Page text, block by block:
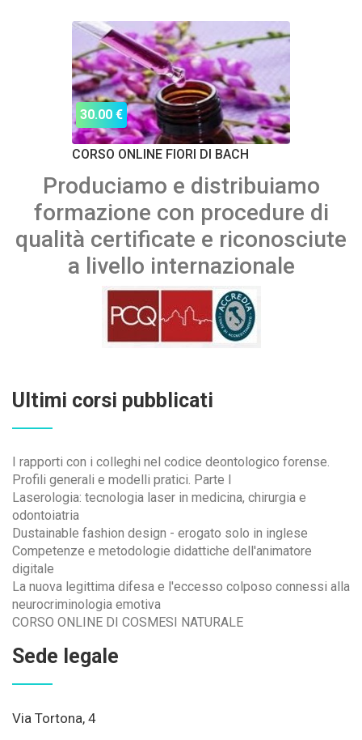
30.00 €
CORSO ONLINE FIORI DI BACH
Produciamo e distribuiamo
formazione con procedure di
qualità certificate e riconosciute
a livello internazionale
Ultimi corsi pubblicati
I rapporti con i colleghi nel codice deontologico forense.
Profili generali e modelli pratici. Parte I
Laserologia: tecnologia laser in medicina, chirurgia e
odontoiatria
Dustainable fashion design - erogato solo in inglese
Competenze e metodologie didattiche dell'animatore
digitale
La nuova legittima difesa e l'eccesso colposo connessi alla
neurocriminologia emotiva
CORSO ONLINE DI COSMESI NATURALE
Sede legale
Via Tortona, 4